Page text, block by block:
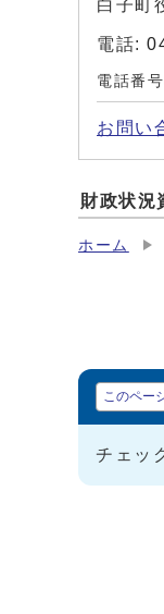
白子町
電話:
電話番
お問い
財政状況
ホーム
マイペ
このペー
チェッ